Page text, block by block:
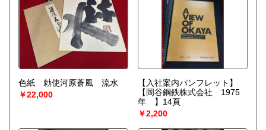
色紙 勅使河原蒼風 流水
￥22,000
【入社案内パンフレット】
【岡谷鋼鉄株式会社 1975
年 】14頁
￥2,200